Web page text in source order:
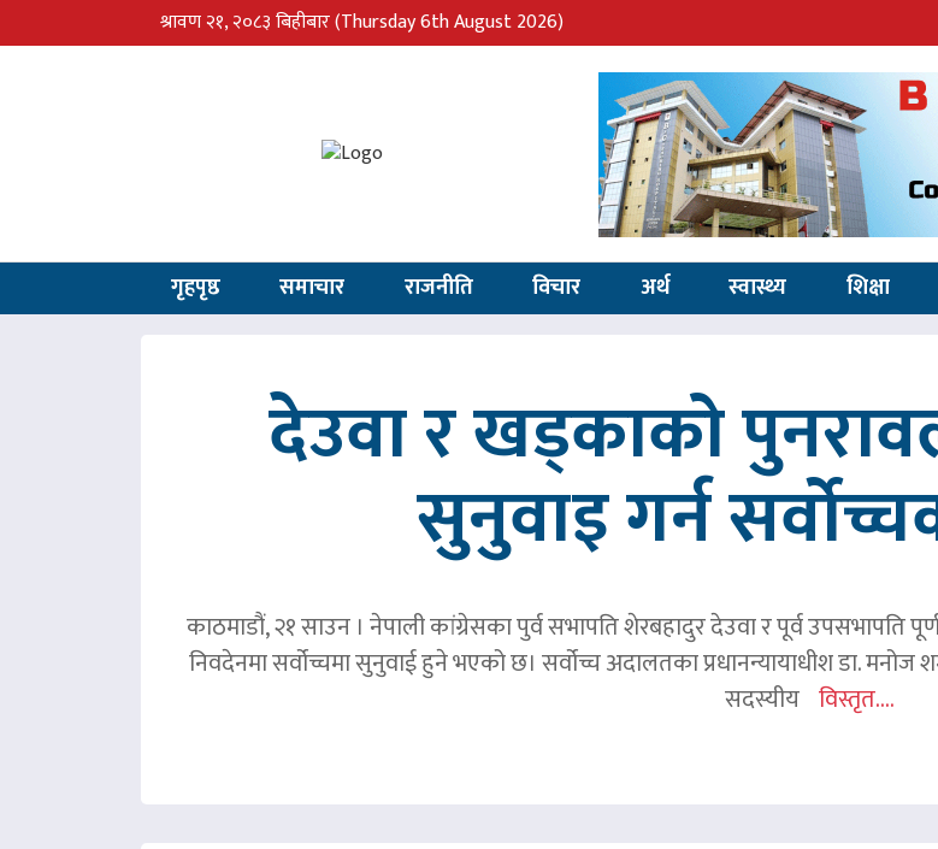
श्रावण २१, २०८३ बिहीबार(Thursday 6th August 2026)
गृहपृष्ठ समाचार राजनीति विचार अर्थ स्वास्थ्य शिक्षा
देउवा र खड्काको
सुनुवाइ गर्न
काठमाडौं, २१ साउन । नेपाली कांग्रेसका पुर्व सभापति शेरबहादुर देउवा र पूर्व उपसभापति
निवदेनमा सर्वोच्चमा सुनुवाई हुने भएको छ। सर्वोच्च अदालतका प्रधानन्यायाधीश डा. मनोज
सदस्यीय विस्तृत....